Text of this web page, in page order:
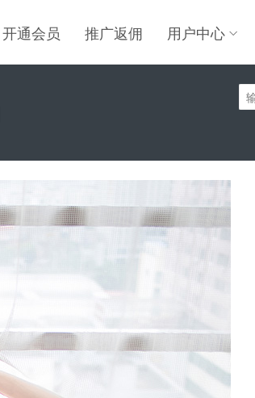
开通会员 推广返佣 用户中心